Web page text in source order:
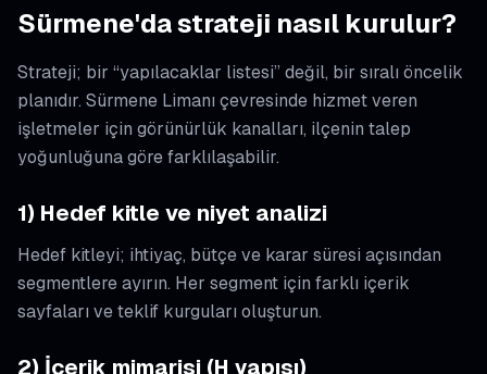
Sürmene'da strateji nasıl kurulur?
Strateji; bir “yapılacaklar listesi” değil, bir sıralı öncelik
planıdır. Sürmene Limanı çevresinde hizmet veren
işletmeler için görünürlük kanalları, ilçenin talep
yoğunluğuna göre farklılaşabilir.
1) Hedef kitle ve niyet analizi
Hedef kitleyi; ihtiyaç, bütçe ve karar süresi açısından
segmentlere ayırın. Her segment için farklı içerik
sayfaları ve teklif kurguları oluşturun.
2) İçerik mimarisi (H yapısı)